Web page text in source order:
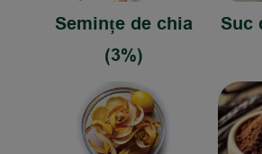
Semințe de chia
(3%)
Suc